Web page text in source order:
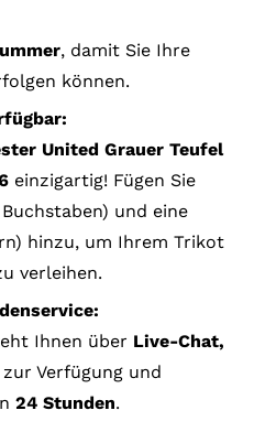
, damit Sie Ihre
können.
United Grauer Teufel
einzigartig! Fügen Sie
und eine
hinzu, um Ihrem Trikot
verleihen.
Ihnen über Live-Chat,
zur Verfügung und
24 Stunden.